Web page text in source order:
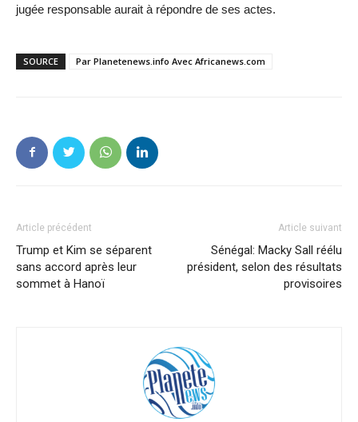
jugée responsable aurait à répondre de ses actes.
SOURCE Par Planetenews.info Avec Africanews.com
Article précédent
Trump et Kim se séparent
sans accord après leur
sommet à Hanoï
Article suivant
Sénégal: Macky Sall réélu
président, selon des résultats
provisoires